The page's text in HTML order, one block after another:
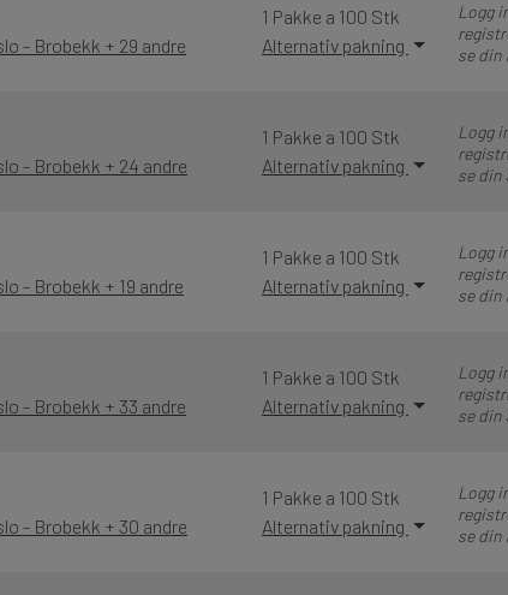
- Brobekk + 29 andre
1 Pakke a 100 Stk
Alternativ pakning
Logg
se din
- Brobekk + 24 andre
1 Pakke a 100 Stk
Alternativ pakning
Logg
se din
- Brobekk + 19 andre
1 Pakke a 100 Stk
Alternativ pakning
Logg
se din
- Brobekk + 33 andre
1 Pakke a 100 Stk
Alternativ pakning
Logg
se din
- Brobekk + 30 andre
1 Pakke a 100 Stk
Alternativ pakning
Logg
se din